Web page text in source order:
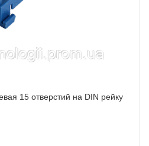
15 отверстий на DIN рейку